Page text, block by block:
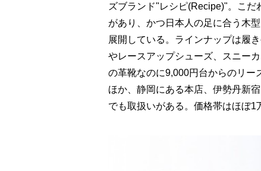
ズブランド"レシピ(Recipe)"。こ
があり、かつ日本人の足に合う木
展開している。ラインナップは履
やレースアップシューズ、スニー
の革靴なのに9,000円台からのリー
ほか、静岡にある本店、伊勢丹新
でも取扱いがある。価格帯はほぼ1